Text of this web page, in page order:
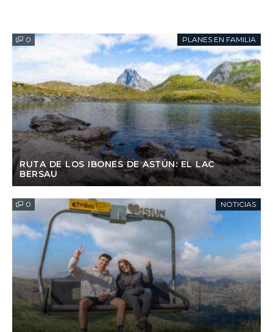
0 PLANES EN FAMILIA
RUTA DE LOS IBONES DE ASTÚN: EL LAC
BERSAU
0 NOTICIAS